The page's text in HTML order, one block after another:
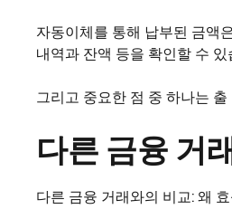
자동이체를 통해 납부된 금액
내역과 잔액 등을 확인할 수
그리고 중요한 점 중 하나는 출
다른 금융 거
다른 금융 거래와의 비교: 왜